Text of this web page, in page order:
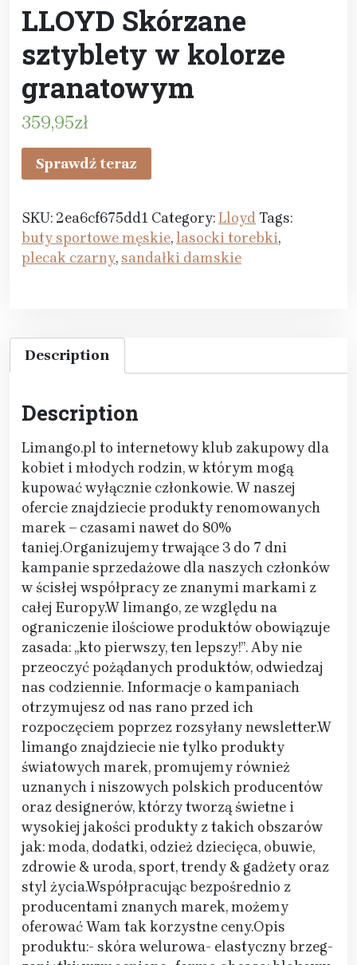
LLOYD Skórzane
sztyblety w kolorze
granatowym
359,95zł
Sprawdź teraz
SKU: 2ea6cf675dd1 Category:LloydTags:
buty sportowe męskie,lasocki torebki,
plecak czarny,sandałki damskie
Description
Description
Limango.pl to internetowy klub zakupowy dla
kobiet i młodych rodzin, w którym mogą
kupować wyłącznie członkowie. W naszej
ofercie znajdziecie produkty renomowanych
marek – czasami nawet do 80%
taniej.Organizujemy trwające 3 do 7 dni
kampanie sprzedażowe dla naszych członków
w ścisłej współpracy ze znanymi markami z
całej Europy.W limango, ze względu na
ograniczenie ilościowe produktów obowiązuje
zasada: „kto pierwszy, ten lepszy!”. Aby nie
przeoczyć pożądanych produktów, odwiedzaj
nas codziennie. Informacje o kampaniach
otrzymujesz od nas rano przed ich
rozpoczęciem poprzez rozsyłany newsletter.W
limango znajdziecie nie tylko produkty
światowych marek, promujemy również
uznanych i niszowych polskich producentów
oraz designerów, którzy tworzą świetne i
wysokiej jakości produkty z takich obszarów
jak: moda, dodatki, odzież dziecięca, obuwie,
zdrowie & uroda, sport, trendy & gadżety oraz
styl życia.Współpracując bezpośrednio z
producentami znanych marek, możemy
oferować Wam tak korzystne ceny.Opis
produktu:- skóra welurowa- elastyczny brzeg-